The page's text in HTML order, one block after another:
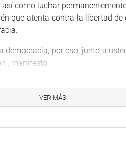
como luchar
que atenta contra la libertad
democracia, por eso, junto a
manifestó.
de las instancias
de la COVID-19.
VER MÁS